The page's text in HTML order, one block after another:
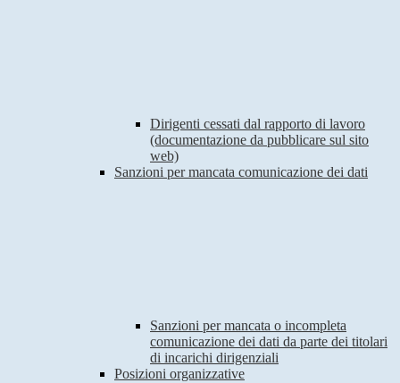
Dirigenti cessati dal rapporto di lavoro
(documentazione da pubblicare sul sito
web)
Sanzioni per mancata comunicazione dei dati
Sanzioni per mancata o incompleta
comunicazione dei dati da parte dei titolari
di incarichi dirigenziali
Posizioni organizzative